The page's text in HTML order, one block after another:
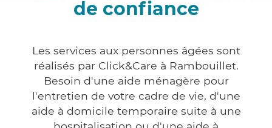
de confiance
Les services aux personnes âgées sont
réalisés par Click&Care à Rambouillet.
Besoin d'une aide ménagère pour
l'entretien de votre cadre de vie, d'une
aide à domicile temporaire suite à une